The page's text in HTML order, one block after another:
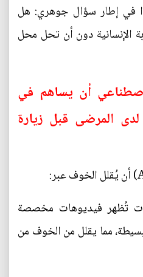
في إطار سؤال جوهري: هل
الإنسانية دون أن تحل محل
أن يساهم في
المرضى قبل زيارة
تُظهر فيديوهات مخصصة
مما يقلل من الخوف من